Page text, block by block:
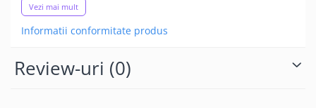
Vezi mai mult
Informatii conformitate produs
Review-uri (0)